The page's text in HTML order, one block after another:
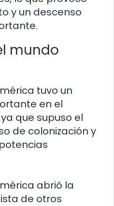
y un descenso
mundo
tuvo un
en el
que supuso el
de colonización y
abrió la
de otros